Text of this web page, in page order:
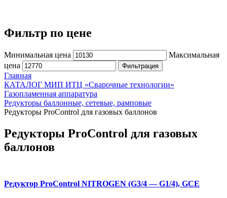
Фильтр по цене
Минимальная цена
Максимальная
цена
Фильтрация
Главная
КАТАЛОГ МИП ИТЦ «Сварочные технологии»
Газопламенная аппаратура
Редукторы баллонные, сетевые, рамповые
Редукторы ProControl для газовых баллонов
Редукторы ProControl для газовых
баллонов
Редуктор ProControl NITROGEN (G3/4 — G1/4), GCE